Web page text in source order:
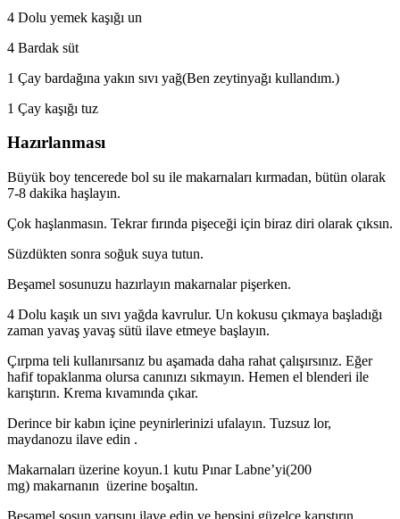
4 Dolu yemek kaşığı un
4 Bardak süt
1 Çay bardağına yakın sıvı yağ(Ben zeytinyağı kullandım.)
1 Çay kaşığı tuz
Hazırlanması
Büyük boy tencerede bol su ile makarnaları kırmadan, bütün olarak
7-8 dakika haşlayın.
Çok haşlanmasın. Tekrar fırında pişeceği için biraz diri olarak çıksın.
Süzdükten sonra soğuk suya tutun.
Beşamel sosunuzu hazırlayın makarnalar pişerken.
4 Dolu kaşık un sıvı yağda kavrulur. Un kokusu çıkmaya başladığı
zaman yavaş yavaş sütü ilave etmeye başlayın.
Çırpma teli kullanırsanız bu aşamada daha rahat çalışırsınız. Eğer
hafif topaklanma olursa canınızı sıkmayın. Hemen el blenderi ile
karıştırın. Krema kıvamında çıkar.
Derince bir kabın içine peynirlerinizi ufalayın. Tuzsuz lor,
maydanozu ilave edin .
Makarnaları üzerine koyun.1 kutu Pınar Labne’yi(200
mg) makarnanın üzerine boşaltın.